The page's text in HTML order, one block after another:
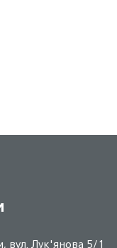
вул. Лук'янова 5/1